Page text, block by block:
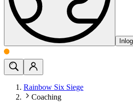
Rainbow Six Siege
Coaching